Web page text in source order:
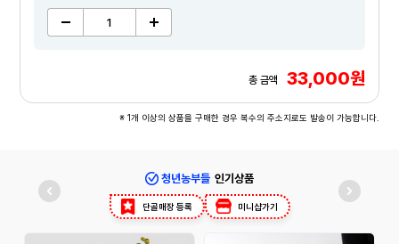
총 금액 33,000원
※ 1개 이상의 상품을 구매한 경우 복수의 주소지로도 발송이 가능합니다.
청년농부들 인기상품
단골매장 등록 미니샵가기